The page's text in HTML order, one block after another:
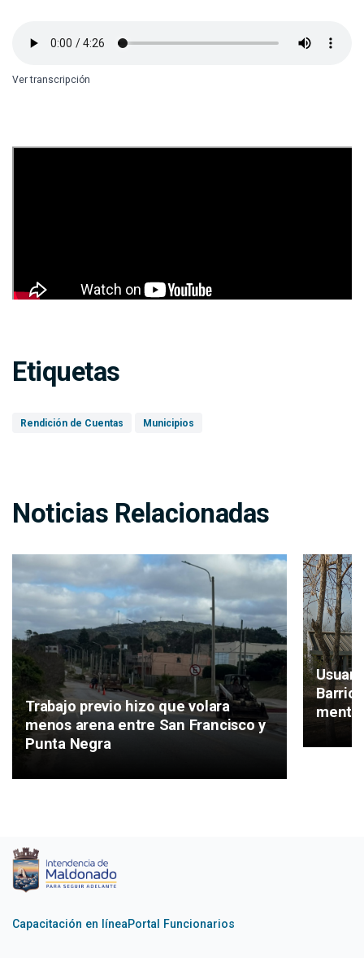
Ver transcripción
Etiquetas
Rendición de Cuentas Municipios
Noticias Relacionadas
Trabajo previo hizo que volara
menos arena entre San Francisco y
Punta Negra
Capacitación en líneaPortal Funcionarios